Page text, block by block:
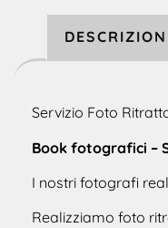
Servizio Foto
Book fotografici –
I nostri fotografi
Realizziamo foto